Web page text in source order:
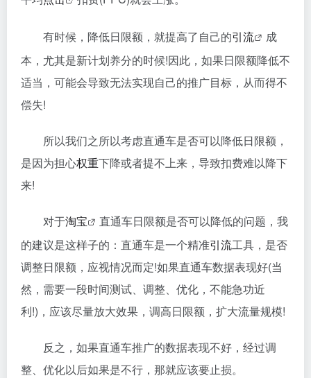
有时候，降低日限额，就提高了自己的引流
成
本，尤其是新计划养分的时候!因此，如果日限额降低不
适当，可能会导致无法实现自己的推广目标，从而得不
偿失!
所以我们之所以考虑直通车是否可以降低日限额，
是因为担心权重下降或者提不上来，导致扣费难以降下
来!
对于淘宝
直通车日限额是否可以降低的问题，我
的建议是这样子的：直通车是一个精准引流工具，是否
调整日限额，应视情况而定!如果直通车数据表现好(当
然，需要一段时间测试、调整、优化，不能急功近
利!)，应该尽量放大效果，调高日限额，扩大流量规模!
反之，如果直通车推广的数据表现不好，经过调
整、优化以后如果是不行，那就应该要止损。